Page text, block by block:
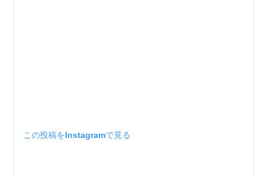
この投稿をInstagramで見る